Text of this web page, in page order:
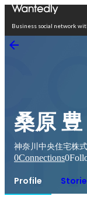
Business social network
桑原 豊
神奈川中央住宅株
0Connections0
Profile